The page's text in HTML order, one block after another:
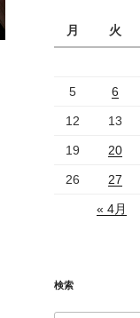
月 火
5 6
12 13
19 20
26 27
« 4月
検索